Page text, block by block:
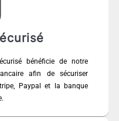
bénéficie de notre
afin de sécuriser
Paypal et la banque